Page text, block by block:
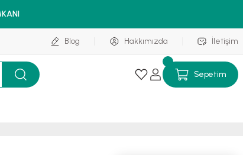
Blog Hakkımızda İletişim
Sepetim